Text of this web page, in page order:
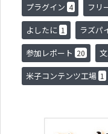
プラグイン 4 フリ
よしたに 1 ラズパ
参加レポート 20
米子コンテンツ工場 1